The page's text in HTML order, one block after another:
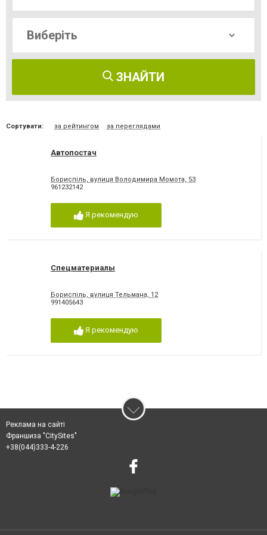
ЗНАЙТИ
Сортувати: за рейтингом за переглядами
Автопостач
Бориспіль, вулиця Володимира Момота, 53
961232142
Я рекомендую
Спецматериалы
Бориспіль, вулиця Тельмана, 12
991405643
Я рекомендую
Реклама на сайті
Франшиза "CitySites"
+38(044)333-4-226